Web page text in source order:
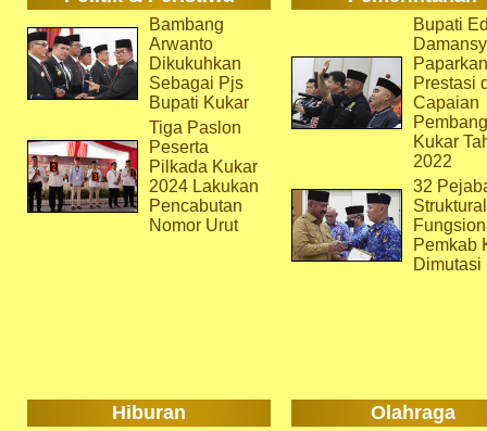
Bambang
Arwanto
Dikukuhkan
Sebagai Pjs
Bupati Kukar
Tiga Paslon
Peserta
Pilkada Kukar
2024 Lakukan
Pencabutan
Nomor Urut
Bupati
Paparkan
Prestasi
Capaian
Kukar
2022
32
Pemkab
Dimutasi
Hiburan Olahraga